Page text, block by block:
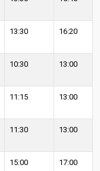
13:30 16:20
10:30 13:00
11:15 13:00
11:30 13:00
15:00 17:00